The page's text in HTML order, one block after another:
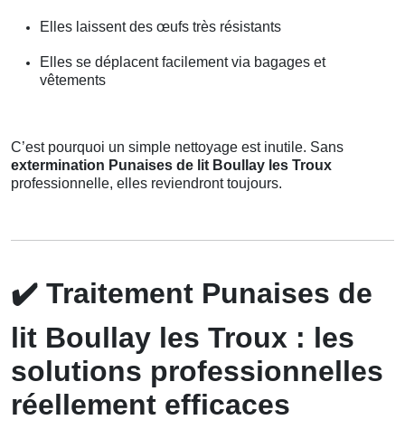
Elles laissent des œufs très résistants
Elles se déplacent facilement via bagages et
vêtements
C’est pourquoi un simple nettoyage est inutile. Sans
extermination Punaises de lit Boullay les Troux
professionnelle, elles reviendront toujours.
✔️ Traitement Punaises de
lit Boullay les Troux : les
solutions professionnelles
réellement efficaces